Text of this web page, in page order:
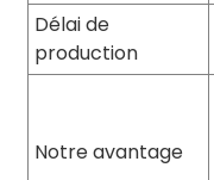
Délai de
production
Notre avantage